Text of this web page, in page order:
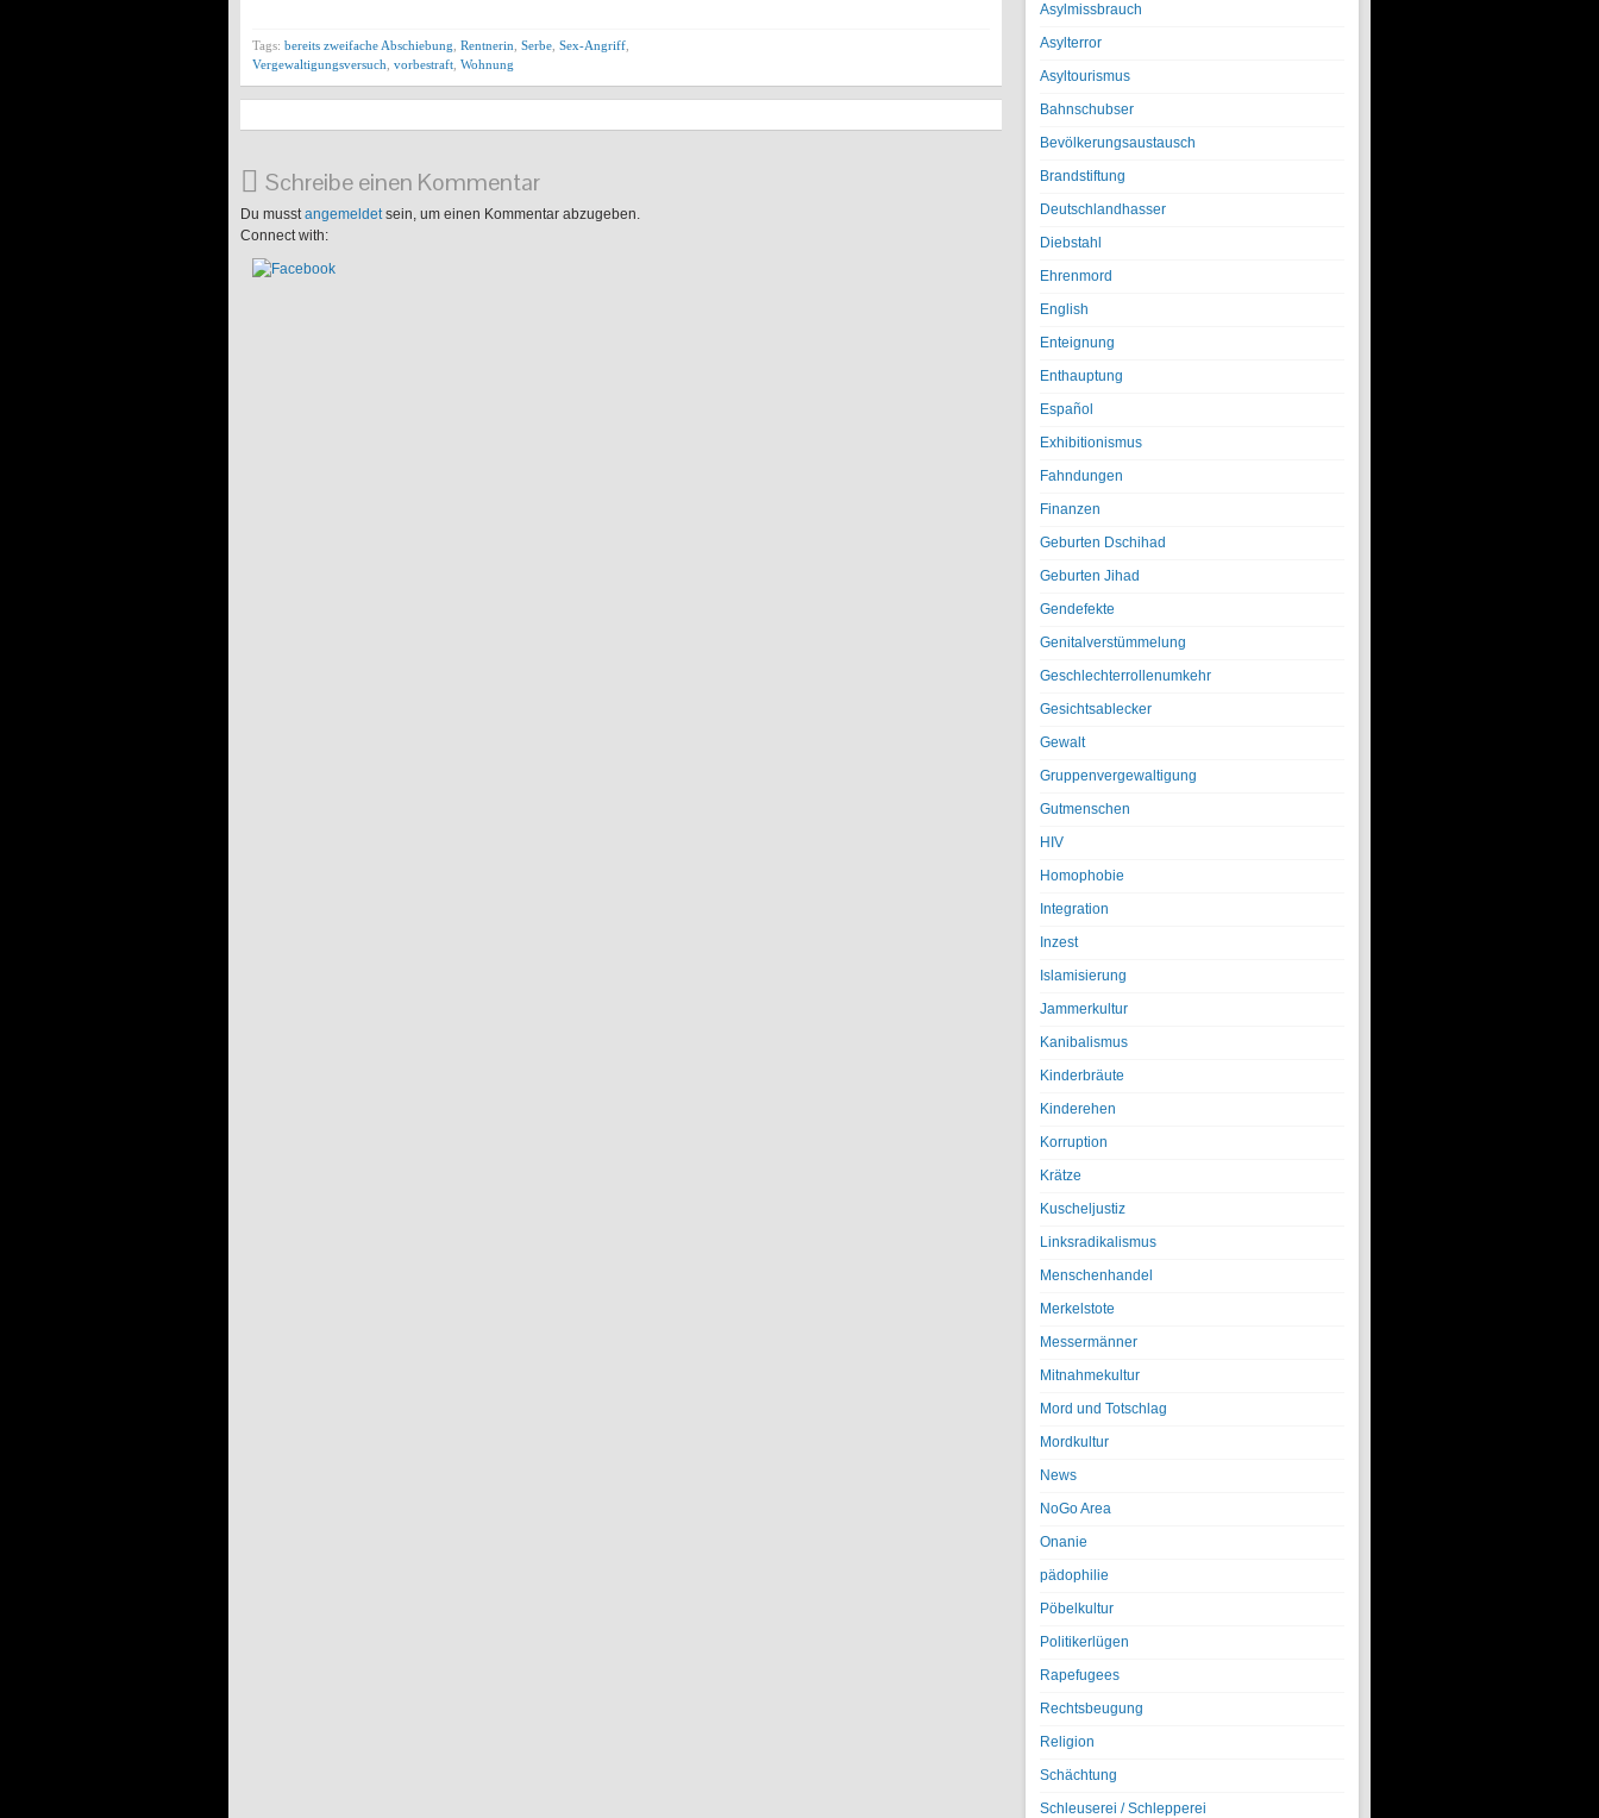
Tags: bereits zweifache Abschiebung Rentnerin Serbe Sex-Angriff
Vergewaltigungsversuch vorbestraft Wohnung
Schreibe einen Kommentar
Du musstangemeldetsein, um einen Kommentar abzugeben.
Connect with:
Asylmissbrauch
Asylterror
Asyltourismus
Bahnschubser
Bevölkerungsaustausch
Brandstiftung
Deutschlandhasser
Diebstahl
Ehrenmord
English
Enteignung
Enthauptung
Español
Exhibitionismus
Fahndungen
Finanzen
Geburten Dschihad
Geburten Jihad
Gendefekte
Genitalverstümmelung
Geschlechterrollenumkehr
Gesichtsablecker
Gewalt
Gruppenvergewaltigung
Gutmenschen
HIV
Homophobie
Integration
Inzest
Islamisierung
Jammerkultur
Kanibalismus
Kinderbräute
Kinderehen
Korruption
Krätze
Kuscheljustiz
Linksradikalismus
Menschenhandel
Merkelstote
Messermänner
Mitnahmekultur
Mord und Totschlag
Mordkultur
News
NoGo Area
Onanie
pädophilie
Pöbelkultur
Politikerlügen
Rapefugees
Rechtsbeugung
Religion
Schächtung
Schleuserei / Schlepperei